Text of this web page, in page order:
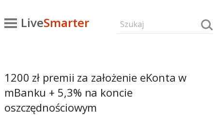
LiveSmarter
1200 zł premii za założenie eKonta w
mBanku + 5,3% na koncie
oszczędnościowym